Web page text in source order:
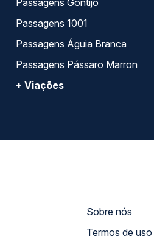
Passagens Gontijo
Passagens 1001
Passagens Águia Branca
Passagens Pássaro Marron
+ Viações
Sobre nós
Termos de uso